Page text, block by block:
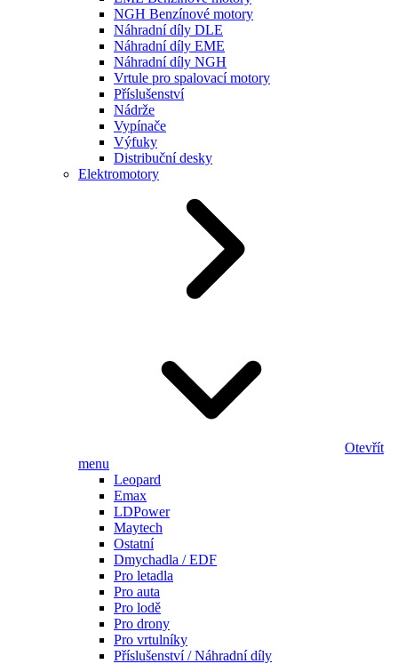
NGH Benzínové motory
Náhradní díly DLE
Náhradní díly EME
Náhradní díly NGH
Vrtule pro spalovací motory
Příslušenství
Nádrže
Vypínače
Výfuky
Distribuční desky
Elektromotory
Otevřít
menu
Leopard
Emax
LDPower
Maytech
Ostatní
Dmychadla / EDF
Pro letadla
Pro auta
Pro lodě
Pro drony
Pro vrtulníky
Příslušenství / Náhradní díly